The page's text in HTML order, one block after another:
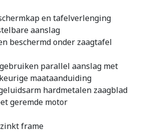
en tafelverlenging
aanslag
beschermd onder zaagtafel
parallel aanslag met
maataanduiding
hardmetalen zaagblad
geremde motor
frame